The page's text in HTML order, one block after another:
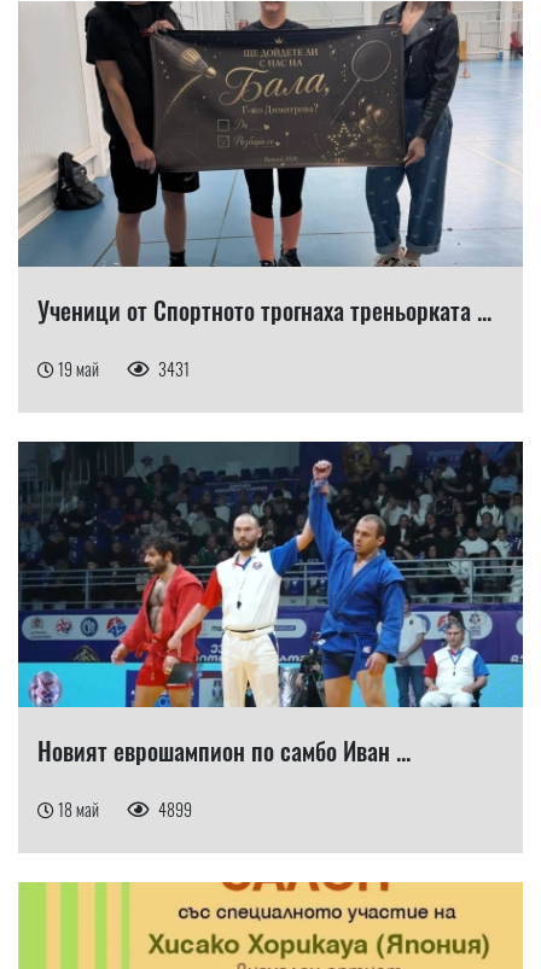
Ученици от Спортното трогнаха треньорката ...
19 май 3431
​Новият еврошампион по самбо Иван ...
18 май 4899